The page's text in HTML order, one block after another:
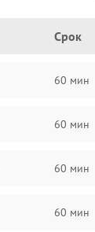
Срок
60 мин
60 мин
60 мин
60 мин